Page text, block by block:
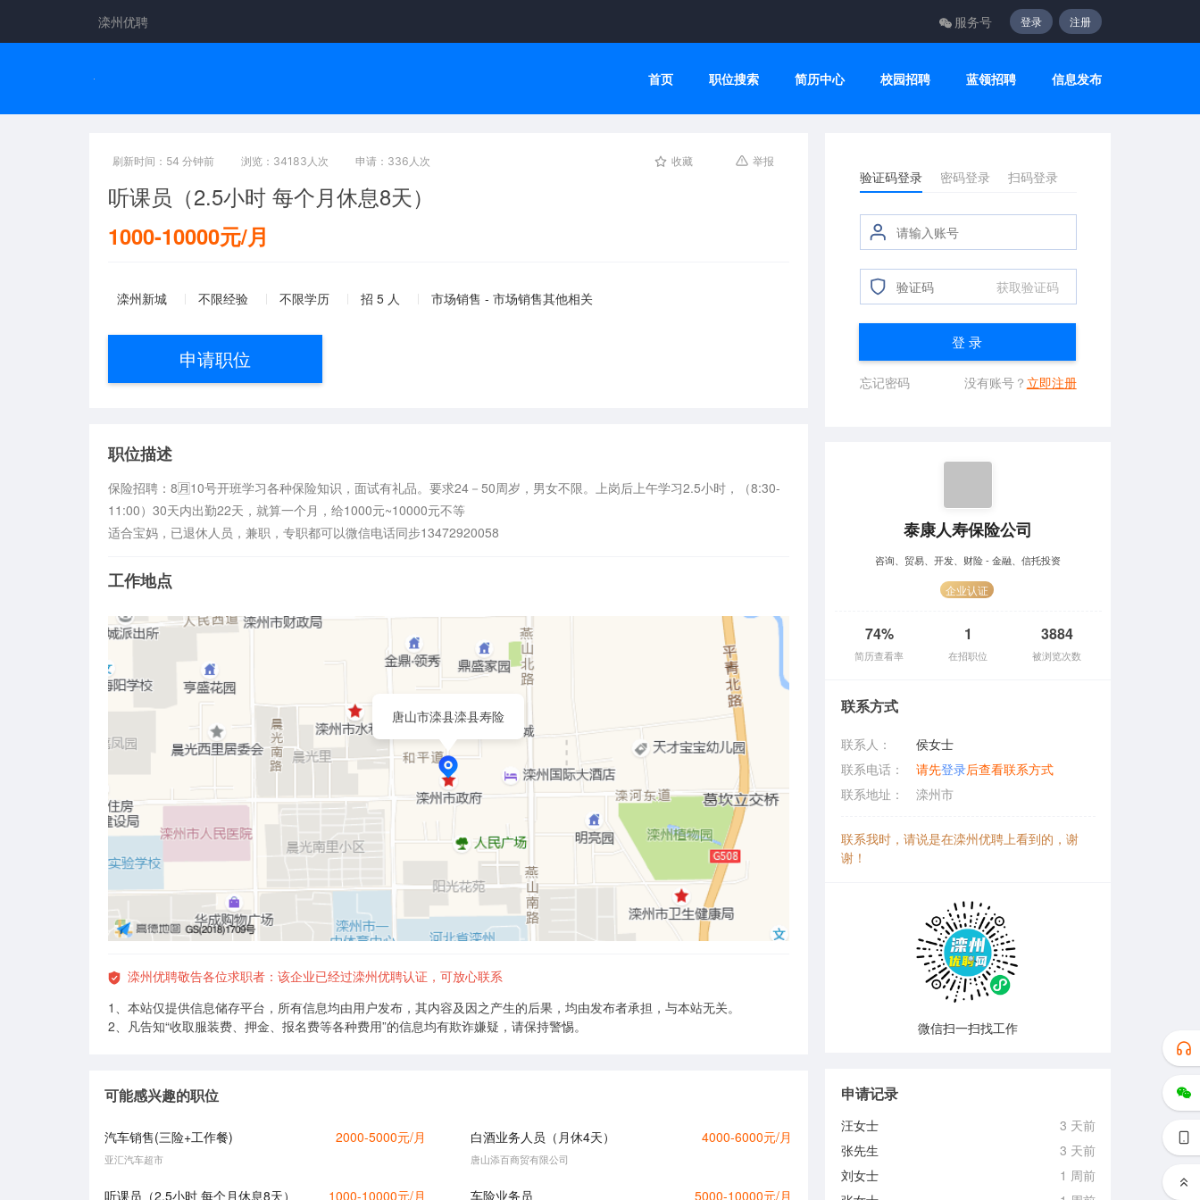
滦州优聘 服务号 登录 注册
首页 职位搜索 简历中心 校园招聘 蓝领招聘 信息发布
刷新时间：54 分钟前 浏览：34183人次 申请：336人次 收藏 举报
听课员（2.5小时 每个月休息8天）
1000-10000元/月
滦州新城 不限经验 不限学历 招 5 人 市场销售 - 市场销售其他相关
申请职位
职位描述
保险招聘：8🈷️10号开班学习各种保险知识，面试有礼品。要求24－50周岁，男女不限。上岗后上午学习2.5小时，（8:30-
11:00）30天内出勤22天，就算一个月，给1000元~10000元不等
适合宝妈，已退休人员，兼职，专职都可以微信电话同步13472920058
工作地点
唐山市滦县滦县寿险
滦州优聘敬告各位求职者：该企业已经过滦州优聘认证，可放心联系
1、本站仅提供信息储存平台，所有信息均由用户发布，其内容及因之产生的后果，均由发布者承担，与本站无关。
2、凡告知“收取服装费、押金、报名费等各种费用”的信息均有欺诈嫌疑，请保持警惕。
可能感兴趣的职位
汽车销售(三险+工作餐) 2000-5000元/月
亚汇汽车超市
白酒业务人员（月休4天） 4000-6000元/月
唐山添百商贸有限公司
听课员（2.5小时 每个月休息8天） 1000-10000元/月 车险业务员 5000-10000元/月
验证码登录 密码登录 扫码登录
获取验证码
登 录
忘记密码 没有账号？ 立即注册
泰康人寿保险公司
咨询、贸易、开发、财险 - 金融、信托投资
企业认证
74%
简历查看率
1
在招职位
3884
被浏览次数
联系方式
联系人：
侯女士
联系电话：
请先登录后查看联系方式
联系地址：
滦州市
联系我时，请说是在滦州优聘上看到的，谢
谢！
微信扫一扫找工作
申请记录
汪女士
3 天前
张先生
3 天前
刘女士
1 周前